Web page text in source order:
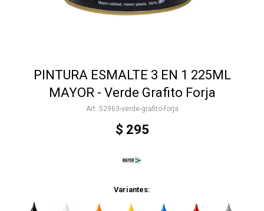
PINTURA ESMALTE 3 EN 1 225ML
MAYOR - Verde Grafito Forja
52963-verde-grafito-forja
$ 295
Variantes:
Varios